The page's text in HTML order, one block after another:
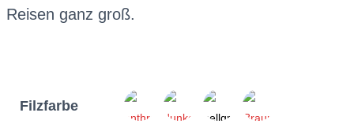
Reisen ganz groß.
Filzfarbe